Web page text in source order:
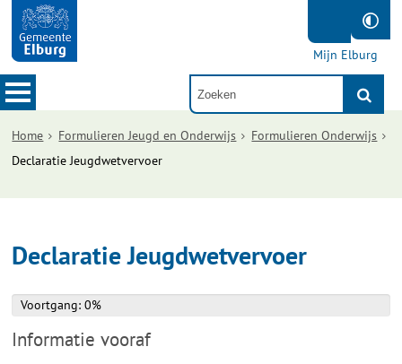
Mijn Elburg
Home Formulieren Jeugd en Onderwijs
Formulieren Onderwijs
Declaratie Jeugdwetvervoer
Declaratie Jeugdwetvervoer
Voortgang: 0%
Voortgang: 0%
Informatie vooraf